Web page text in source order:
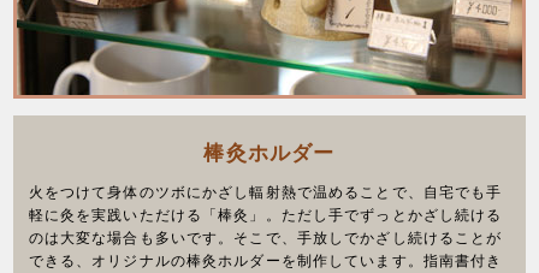
棒灸ホルダー
火をつけて身体のツボにかざし輻射熱で温めることで、自宅でも手
軽に灸を実践いただける「棒灸」。ただし手でずっとかざし続ける
のは大変な場合も多いです。そこで、手放しでかざし続けることが
できる、オリジナルの棒灸ホルダーを制作しています。指南書付き